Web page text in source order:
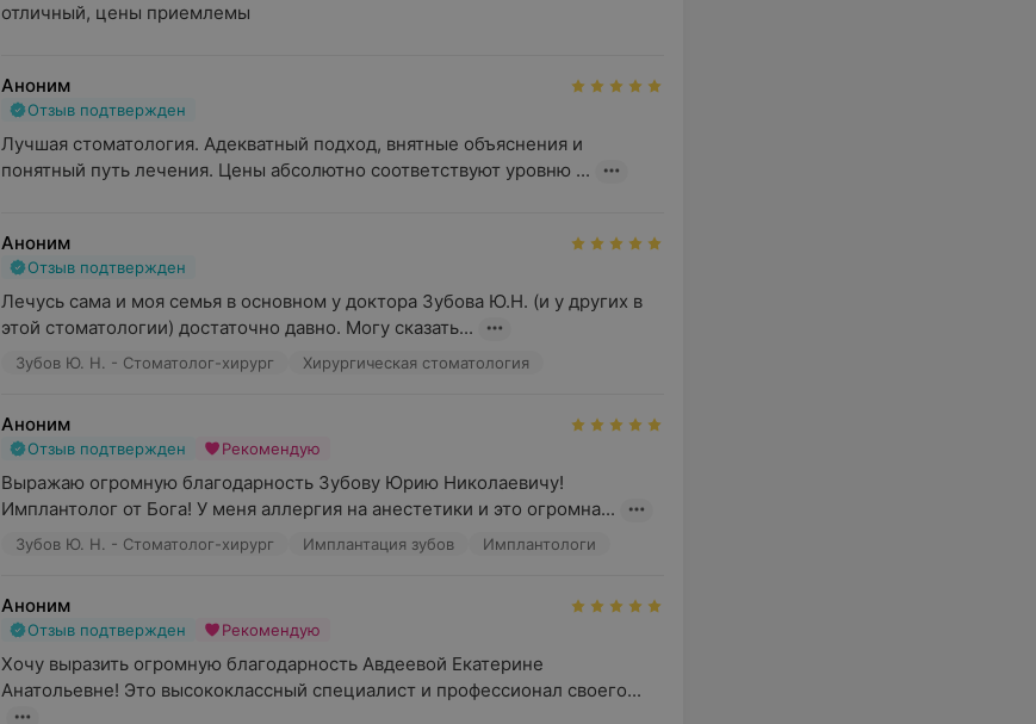
отличный, цены приемлемы
Аноним
Отзыв подтвержден
Лучшая стоматология. Адекватный подход, внятные объяснения и
понятный путь лечения. Цены абсолютно соответствуют уровню ...
Аноним
Отзыв подтвержден
Лечусь сама и моя семья в основном у доктора Зубова Ю.Н. (и у других в
этой стоматологии) достаточно давно. Могу сказать...
Зубов Ю. Н. - Стоматолог-хирург Хирургическая стоматология
Аноним
Отзыв подтвержден Рекомендую
Выражаю огромную благодарность Зубову Юрию Николаевичу!
Имплантолог от Бога! У меня аллергия на анестетики и это огромна...
Зубов Ю. Н. - Стоматолог-хирург Имплантация зубов Имплантологи
Аноним
Отзыв подтвержден Рекомендую
Хочу выразить огромную благодарность Авдеевой Екатерине
Анатольевне! Это высококлассный специалист и профессионал своего...